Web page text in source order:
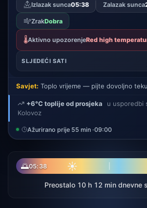
Izlazak sunca05:38 Zalazak sunca
ZrakDobra
🌡️Aktivno upozorenjeRed high
SLJEDEĆI SATI
Savjet: Toplo vrijeme — pijte dovoljno
+6°C toplije od prosjeka
u usporedbi
Kolovoz
Ažurirano prije 55 min ·09:00
🌅05:38 ☀
Preostalo 10 h 12 min dnevne